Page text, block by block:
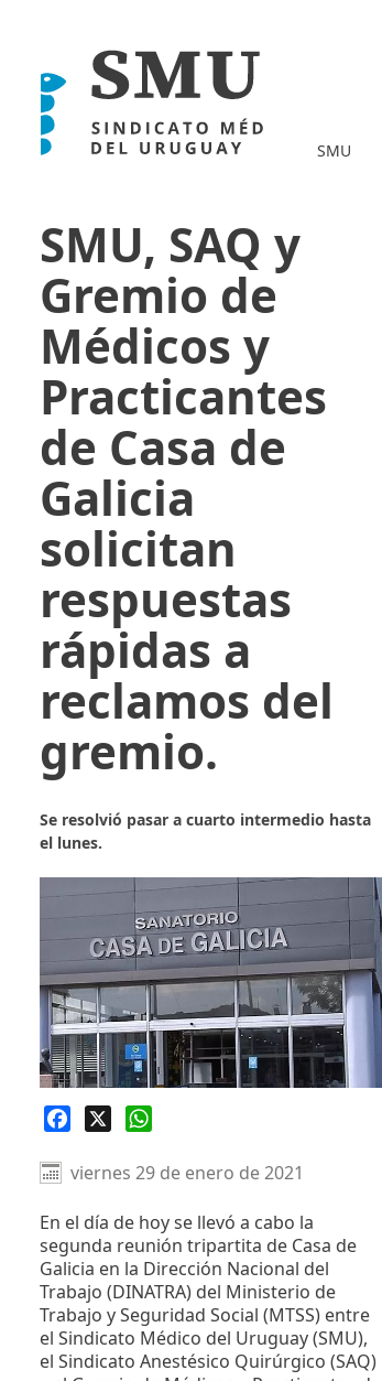
SMU
SMU, SAQ y
Gremio de
Médicos y
Practicantes
de Casa de
Galicia
solicitan
respuestas
rápidas a
reclamos del
gremio.
Se resolvió pasar a cuarto intermedio hasta
el lunes.
Facebook
viernes 29 de enero de 2021
En el día de hoy se llevó a cabo la
segunda reunión tripartita de Casa de
Galicia en la Dirección Nacional del
Trabajo (DINATRA) del Ministerio de
Trabajo y Seguridad Social (MTSS) entre
el Sindicato Médico del Uruguay (SMU),
el Sindicato Anestésico Quirúrgico (SAQ)